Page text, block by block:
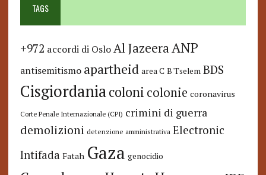
TAGS
+972 accordi di Oslo Al JazeeraANP
antisemitismo apartheid area C B'Tselem BDS
Cisgiordaniacoloni colonie coronavirus
Corte Penale Internazionale (CPI) crimini di guerra
demolizioni detenzione amministrativa Electronic
Intifada Fatah Gaza genocidio